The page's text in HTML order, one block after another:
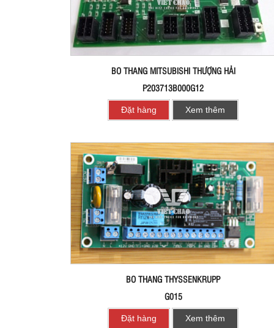
BO THANG MITSUBISHI THƯỢNG HẢI
P203713B000G12
Đặt hàng Xem thêm
BO THANG THYSSENKRUPP
G015
Đặt hàng Xem thêm